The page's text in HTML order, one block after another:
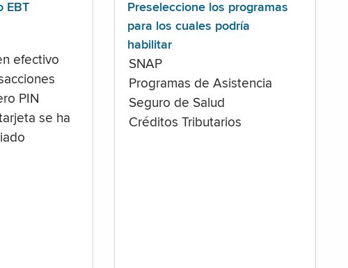
EBT
efectivo
PIN
se ha
Preseleccione los programas
para los cuales podría
habilitar
SNAP
Programas de Asistencia
Seguro de Salud
Créditos Tributarios